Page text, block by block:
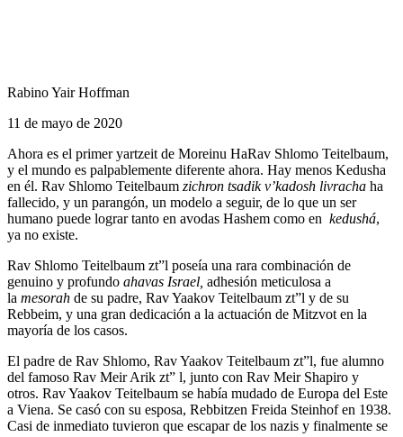
Rabino Yair Hoffman
11 de mayo de 2020
Ahora es el primer yartzeit de Moreinu HaRav Shlomo Teitelbaum,
y el mundo es palpablemente diferente ahora. Hay menos Kedusha
en él. Rav Shlomo Teitelbaum zichron tsadik v’kadosh livracha ha
fallecido, y un parangón, un modelo a seguir, de lo que un ser
humano puede lograr tanto en avodas Hashem como en kedushá,
ya no existe.
Rav Shlomo Teitelbaum zt”l poseía una rara combinación de
genuino y profundo ahavas Israel, adhesión meticulosa a
la mesorah de su padre, Rav Yaakov Teitelbaum zt”l y de su
Rebbeim, y una gran dedicación a la actuación de Mitzvot en la
mayoría de los casos.
El padre de Rav Shlomo, Rav Yaakov Teitelbaum zt”l, fue alumno
del famoso Rav Meir Arik zt” l, junto con Rav Meir Shapiro y
otros. Rav Yaakov Teitelbaum se había mudado de Europa del Este
a Viena. Se casó con su esposa, Rebbitzen Freida Steinhof en 1938.
Casi de inmediato tuvieron que escapar de los nazis y finalmente se